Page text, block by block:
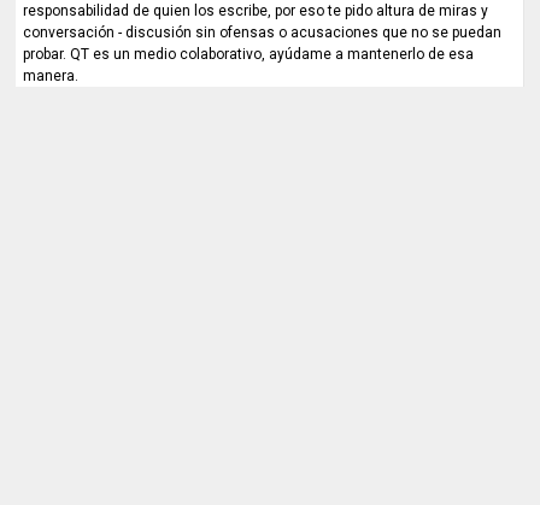
responsabilidad de quien los escribe, por eso te pido altura de miras y
conversación - discusión sin ofensas o acusaciones que no se puedan
probar. QT es un medio colaborativo, ayúdame a mantenerlo de esa
manera.